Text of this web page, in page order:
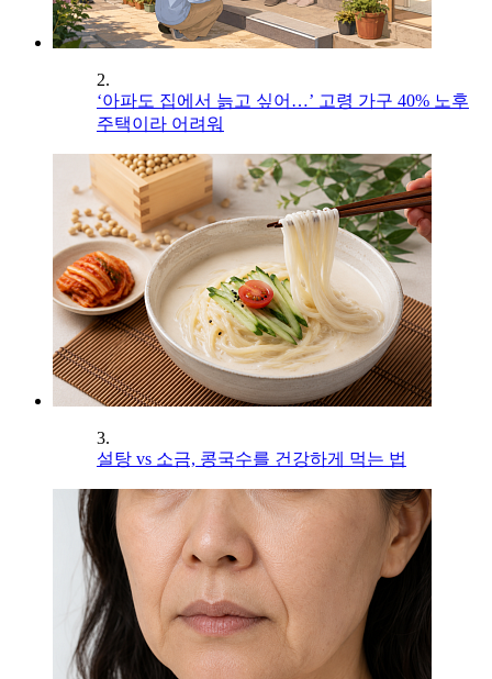
2.
‘아파도 집에서 늙고 싶어…’ 고령 가구 40% 노후
주택이라 어려워
3.
설탕 vs 소금, 콩국수를 건강하게 먹는 법